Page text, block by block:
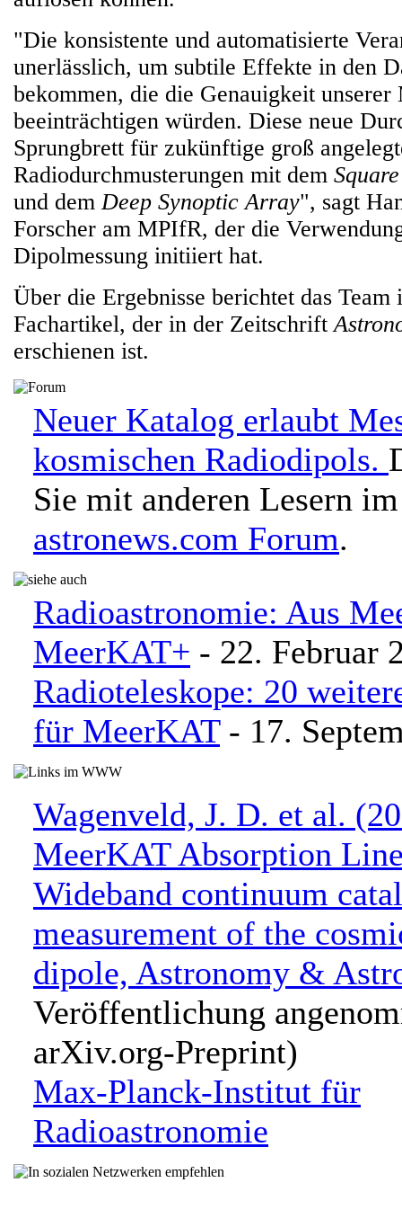
"Die konsistente und automatisierte
unerlässlich, um subtile Effekte in den
bekommen, die die Genauigkeit unserer
beeinträchtigen würden. Diese neue
Sprungbrett für zukünftige groß
Radiodurchmusterungen mit dem
und demDeep Synoptic Array", sagt
Forscher am MPIfR, der die
Dipolmessung initiiert hat.
Über die Ergebnisse berichtet das Team
Fachartikel, der in der Zeitschrift
erschienen ist.
Neuer Katalog erlaubt
kosmischen Radiodipols.
Sie mit anderen Lesern im
astronews.com Forum.
Radioastronomie: Aus
MeerKAT+ - 22. Februar
Radioteleskope: 20
für MeerKAT- 17.
Wagenveld, J. D. et al.
MeerKAT Absorption
Wideband continuum
measurement of the
dipole, Astronomy &
Veröffentlichung
arXiv.org-Preprint)
Max-Planck-Institut für
Radioastronomie